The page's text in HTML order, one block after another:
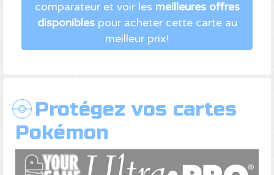
comparateur et voir les meilleures offres
disponiblespour acheter cette carte au
meilleur prix!
Protégez vos cartes
Pokémon